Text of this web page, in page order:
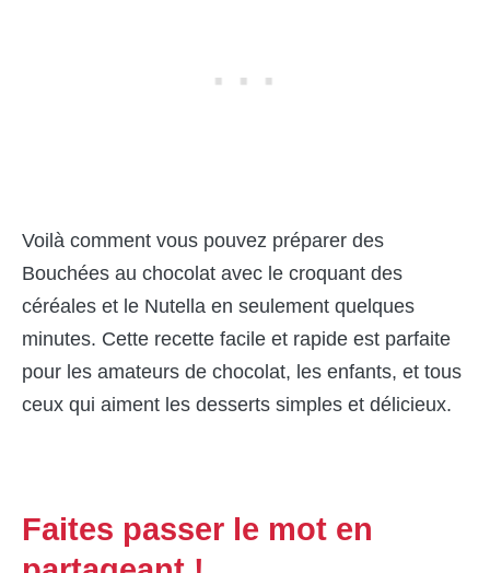
Voilà comment vous pouvez préparer des
Bouchées au chocolat avec le croquant des
céréales et le Nutella en seulement quelques
minutes. Cette recette facile et rapide est parfaite
pour les amateurs de chocolat, les enfants, et tous
ceux qui aiment les desserts simples et délicieux.
Faites passer le mot en